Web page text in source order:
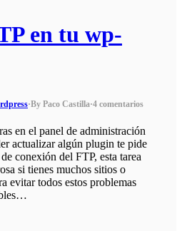
en tu wp-
·By Paco Castilla·4 comentarios
en el panel de administración
actualizar algún plugin te pide
conexión del FTP, esta tarea
si tienes muchos sitios o
evitar todos estos problemas